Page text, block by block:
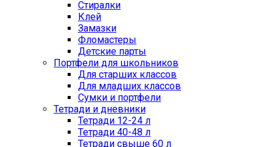
Стиралки
Клей
Замазки
Фломастеры
Детские парты
Портфели для школьников
Для старших классов
Для младших классов
Сумки и портфели
Тетради и дневники
Тетради 12-24 л
Тетради 40-48 л
Тетради свыше 60 л